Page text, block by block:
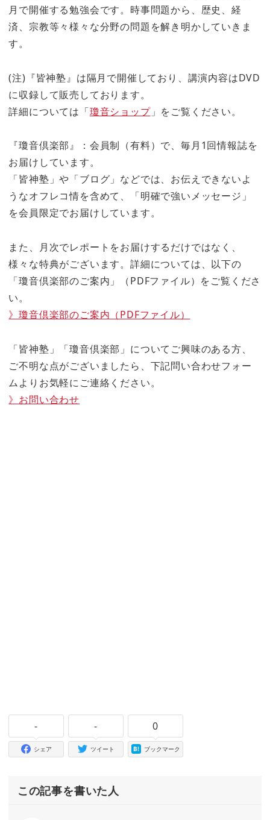
月で開催する勉強会です。時事問題から、歴史、経
済、宗教等々様々な分野の問題を解き明かしていきま
す。
(注)『皆神塾』は隔月で開催しており、講演内容はDVD
に収録して販売しております。
詳細については「瓊音ショップ」をご覧ください。
『瓊音倶楽部』：会員制（有料）で、毎月1回情報誌を
お届けしています。
「皆神塾」や「ブログ」などでは、お伝えできないよ
うなオフレコ情を含めて、「明確で強いメッセージ」
を会員限定でお届けしています。
また、月次でレポートをお届けするだけではなく、
様々な特典がございます。詳細については、以下の
「瓊音倶楽部のご案内」（PDFファイル）をご覧くださ
い。
》瓊音倶楽部のご案内（PDFファイル）
「皆神塾」「瓊音倶楽部」についてご興味のある方、
ご不明な点がございましたら、下記問い合わせフォー
ムよりお気軽にご連絡ください。
》お問い合わせ
-
シェア
-
ツイート
0
ブックマーク
この記事を書いた人